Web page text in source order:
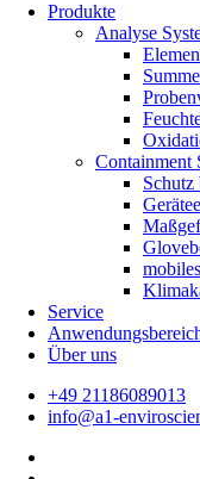
Produkte
Analyse
Containment
Schutz
Service
Über uns
+49 21186089013
info@a1-